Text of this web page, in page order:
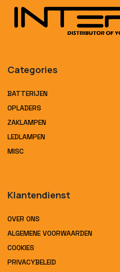
Categories
BATTERIJEN
OPLADERS
ZAKLAMPEN
LEDLAMPEN
MISC
Klantendienst
OVER ONS
ALGEMENE VOORWAARDEN
COOKIES
PRIVACYBELEID